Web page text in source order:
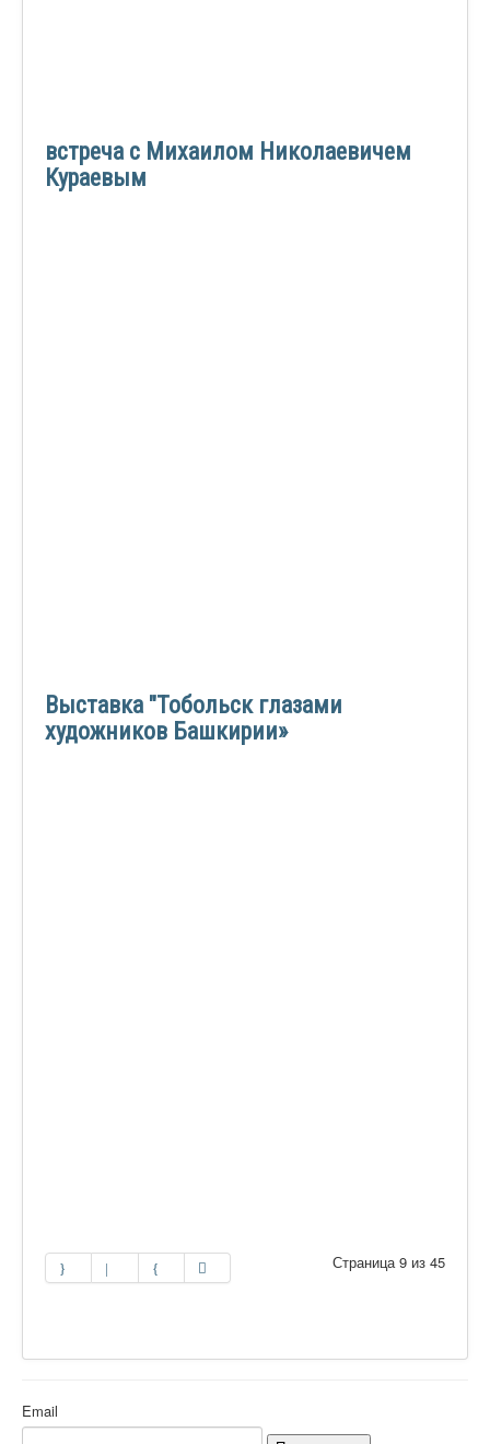
встреча с Михаилом Николаевичем
Кураевым
Выставка "Тобольск глазами
художников Башкирии»
Страница 9 из 45
Email